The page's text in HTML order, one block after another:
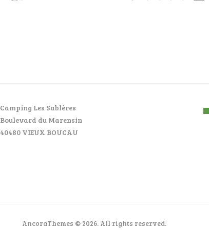
Camping Les Sablères
Boulevard du Marensin
40480 VIEUX BOUCAU
AncoraThemes © 2026. All rights reserved.